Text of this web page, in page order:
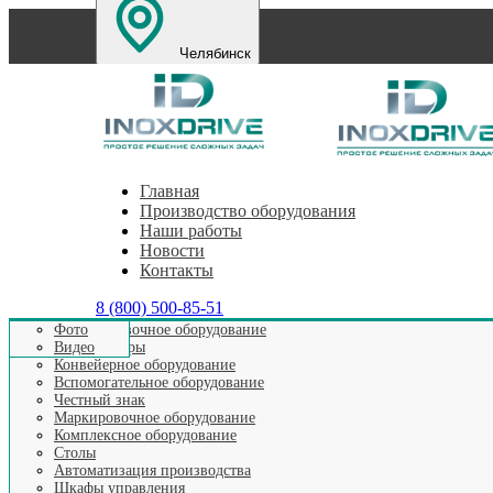
Челябинск
Санкт-Петербург Нижний
Главная
Производство оборудования
Этикетировочное оборудование
Аппликаторы
Конвейерное оборудование
Вспомогательное оборудование
Честный знак
Маркировочное оборудование
Комплексное оборудование
Столы
Автоматизация производства
Шкафы управления
Наши работы
Фото
Видео
Новости
Контакты
8 (800) 500-85-51